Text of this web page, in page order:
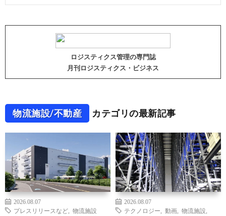
ロジスティクス管理の専門誌
月刊ロジスティクス・ビジネス
物流施設/不動産 カテゴリの最新記事
2026.08.07
プレスリリースなど
物流施設
2026.08.07
テクノロジー
動画 物流施設